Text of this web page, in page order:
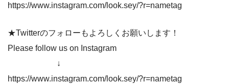
https://www.instagram.com/look.sey/?r=nametag
★Twitterのフォローもよろしくお願いします！
Please follow us on Instagram
↓
https://www.instagram.com/look.sey/?r=nametag